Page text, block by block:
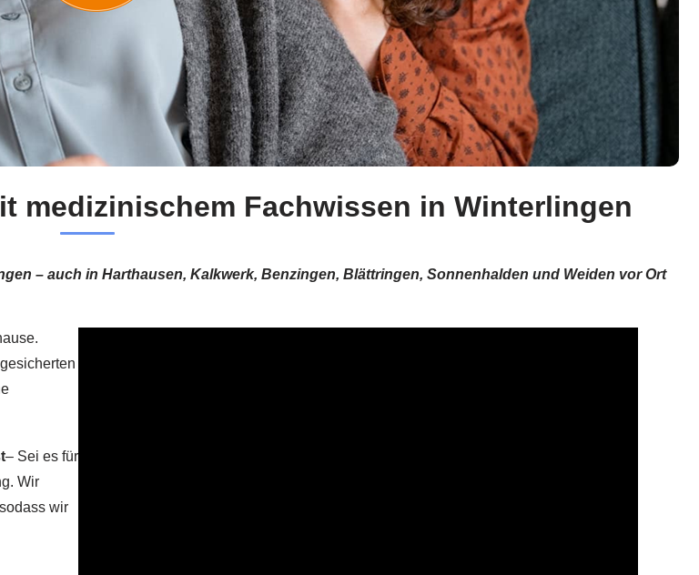
medizinischem Fachwissen in Winterlingen
– auch in Harthausen, Kalkwerk, Benzingen, Blättringen, Sonnenhalden und Weiden vor Ort
– Sei es für
Wir
wir